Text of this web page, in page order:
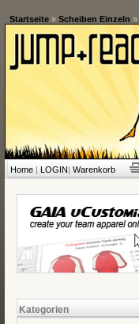
Startseite» Scheiben Einzeln »
Home| LOGIN| Warenkorb
Kategorien